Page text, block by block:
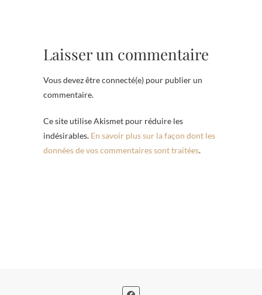
Laisser un commentaire
Vous devez être connecté(e) pour publier un
commentaire.
Ce site utilise Akismet pour réduire les
indésirables. En savoir plus sur la façon dont les
données de vos commentaires sont traitées.